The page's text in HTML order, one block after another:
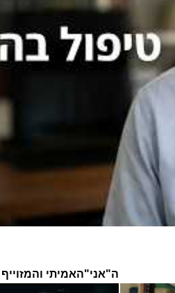
ה"אני"האמיתי והמזוייף